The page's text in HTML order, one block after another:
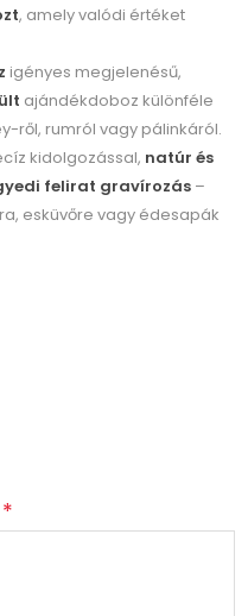
, amely valódi értéket
igényes megjelenésű,
ajándékdoboz különféle
ről, rumról vagy pálinkáról.
kidolgozással, natúr és
felirat gravírozás –
esküvőre vagy édesapák
*